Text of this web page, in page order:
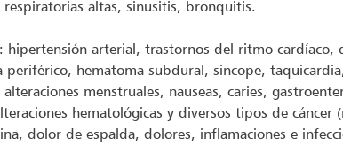
respiratorias altas, sinusitis, bronquitis.
hipertensión arterial, trastornos del ritmo
periférico, hematoma subdural, sincope,
menstruales, nauseas, caries,
hematológicas y diversos tipos de
dolor de espalda, dolores, inflamaciones e